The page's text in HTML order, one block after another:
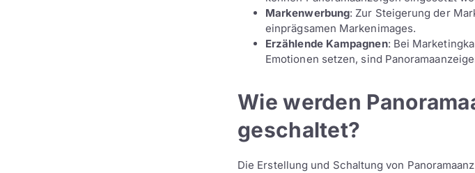
Markenwerbung: Zur Steigerung der
einprägsamen Markenimages.
Erzählende Kampagnen: Bei
Emotionen setzen, sind
Wie werden
geschaltet?
Die Erstellung und Schaltung von